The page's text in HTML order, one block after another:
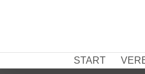
START